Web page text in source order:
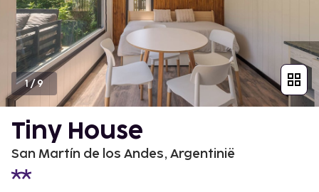
1/9
Tiny House
San Martín de los Andes, Argentinië